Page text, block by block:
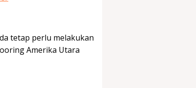
tetap perlu melakukan
Amerika Utara